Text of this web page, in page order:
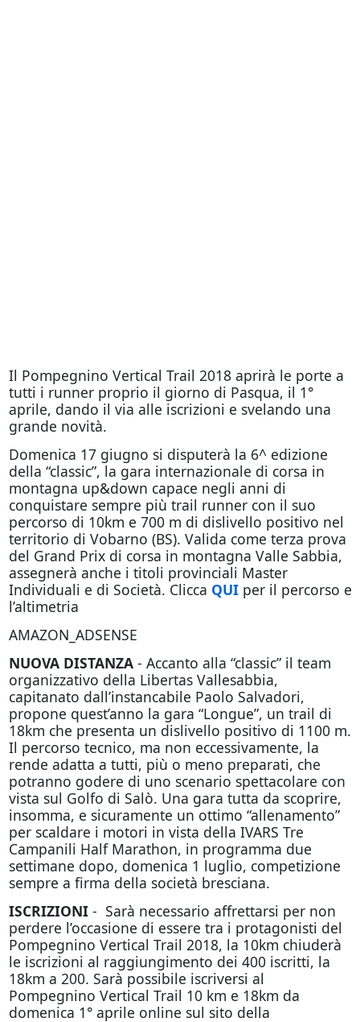
Il Pompegnino Vertical Trail 2018 aprirà le porte a
tutti i runner proprio il giorno di Pasqua, il 1°
aprile, dando il via alle iscrizioni e svelando una
grande novità.
Domenica 17 giugno si disputerà la 6^ edizione
della “classic”, la gara internazionale di corsa in
montagna up&down capace negli anni di
conquistare sempre più trail runner con il suo
percorso di 10km e 700 m di dislivello positivo nel
territorio di Vobarno (BS). Valida come terza prova
del Grand Prix di corsa in montagna Valle Sabbia,
assegnerà anche i titoli provinciali Master
Individuali e di Società. Clicca QUIper il percorso e
l’altimetria
AMAZON_ADSENSE
NUOVA DISTANZA- Accanto alla “classic” il team
organizzativo della Libertas Vallesabbia,
capitanato dall’instancabile Paolo Salvadori,
propone quest’anno la gara “Longue”, un trail di
18km che presenta un dislivello positivo di 1100 m.
Il percorso tecnico, ma non eccessivamente, la
rende adatta a tutti, più o meno preparati, che
potranno godere di uno scenario spettacolare con
vista sul Golfo di Salò. Una gara tutta da scoprire,
insomma, e sicuramente un ottimo “allenamento”
per scaldare i motori in vista della IVARS Tre
Campanili Half Marathon, in programma due
settimane dopo, domenica 1 luglio, competizione
sempre a firma della società bresciana.
ISCRIZIONI- Sarà necessario affrettarsi per non
perdere l’occasione di essere tra i protagonisti del
Pompegnino Vertical Trail 2018, la 10km chiuderà
le iscrizioni al raggiungimento dei 400 iscritti, la
18km a 200. Sarà possibile iscriversi al
Pompegnino Vertical Trail 10 km e 18km da
domenica 1° aprile online sul sito della